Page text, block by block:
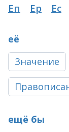
Еп
Ер Ес
её
Значение
ещё бы